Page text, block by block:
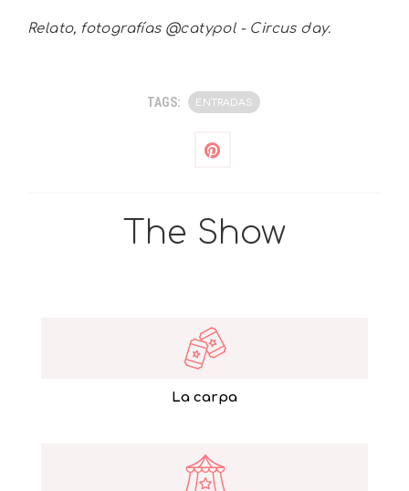
Relato, fotografías @catypol - Circus day.
TAGS: ENTRADAS
The Show
La carpa